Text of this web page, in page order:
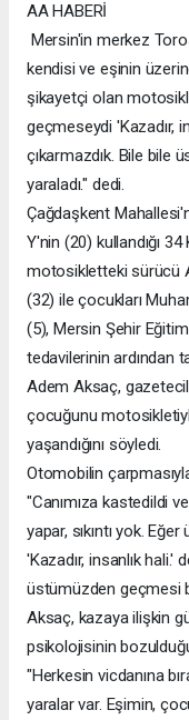
AA HABERİ
Mersin'in merkez
kendisi ve eşinin
şikayetçi olan
geçmeseydi 'Kazadır,
çıkarmazdık. Bile bile
yaraladı." dedi.
Çağdaşkent
Y'nin (20) kullandığı
motosikletteki sürücü
(32) ile çocukları
(5), Mersin Şehir
tedavilerinin ardından
Adem Aksaç,
çocuğunu
yaşandığını söyledi.
Otomobilin
"Canımıza kastedildi
yapar, sıkıntı yok.
'Kazadır, insanlık hali.'
üstümüzden geçmesi
Aksaç, kazaya ilişkin
psikolojisinin
"Herkesin vicdanına
yaralar var. Eşimin,